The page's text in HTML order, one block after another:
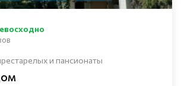
и пансионаты